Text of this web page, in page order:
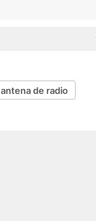
antena de radio